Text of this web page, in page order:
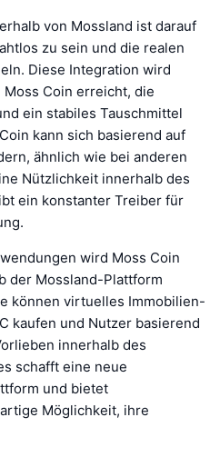
von Mossland ist darauf
zu sein und die realen
Diese Integration wird
Coin erreicht, die
ein stabiles Tauschmittel
kann sich basierend auf
ähnlich wie bei anderen
Nützlichkeit innerhalb des
ein konstanter Treiber für
wird Moss Coin
der Mossland-Plattform
können virtuelles Immobilien-
kaufen und Nutzer basierend
innerhalb des
schafft eine neue
und bietet
Möglichkeit, ihre